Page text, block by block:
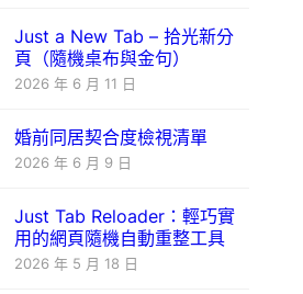
Just a New Tab – 拾光新分
頁（隨機桌布與金句）
2026 年 6 月 11 日
婚前同居契合度檢視清單
2026 年 6 月 9 日
Just Tab Reloader：輕巧實
用的網頁隨機自動重整工具
2026 年 5 月 18 日